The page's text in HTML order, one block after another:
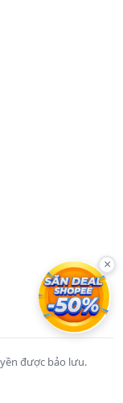
được bảo lưu.
×